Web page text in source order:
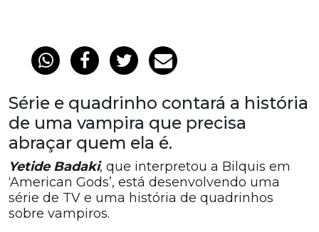
Série e quadrinho contará a história
de uma vampira que precisa
abraçar quem ela é.
Yetide Badaki, que interpretou a Bilquis em
‘American Gods’, está desenvolvendo uma
série de TV e uma história de quadrinhos
sobre vampiros.